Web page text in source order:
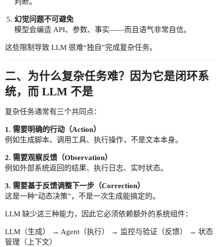
判断。
幻觉问题不可避免
模型会编造 API、参数、事实——而且语气非常自信。
这些限制导致 LLM 很难“独自”完成复杂任务。
二、为什么复杂任务难？因为它是闭环系
统，而 LLM 不是
复杂任务通常有三个共同点：
1. 需要明确的行动（Action）
例如生成脚本、调用工具、执行操作，不是文本本身。
2. 需要观察反馈（Observation）
例如外部系统返回的结果、执行日志、实时状态。
3. 需要基于反馈调整下一步（Correction）
这是一种“动态决策”，不是一次生成能搞定的。
LLM 缺少这三种能力，因此它必须依赖额外的系统组件：
LLM（生成） → Agent（执行） → 监控与验证（反馈） → 状态
管理（上下文）